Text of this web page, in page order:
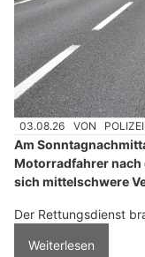
03.08.26 VON
Am
Motorradfahrer nach
sich mittelschwere
Der Rettungsdienst
Weiterlesen